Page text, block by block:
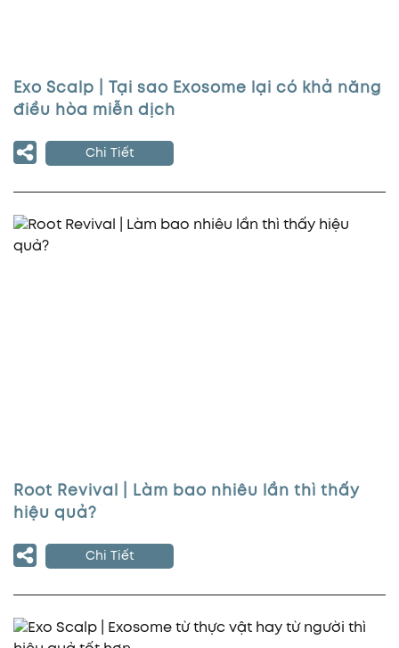
Exo Scalp | Tại sao Exosome lại có khả năng
điều hòa miễn dịch
Chi Tiết
Root Revival | Làm bao nhiêu lần thì thấy
hiệu quả?
Chi Tiết